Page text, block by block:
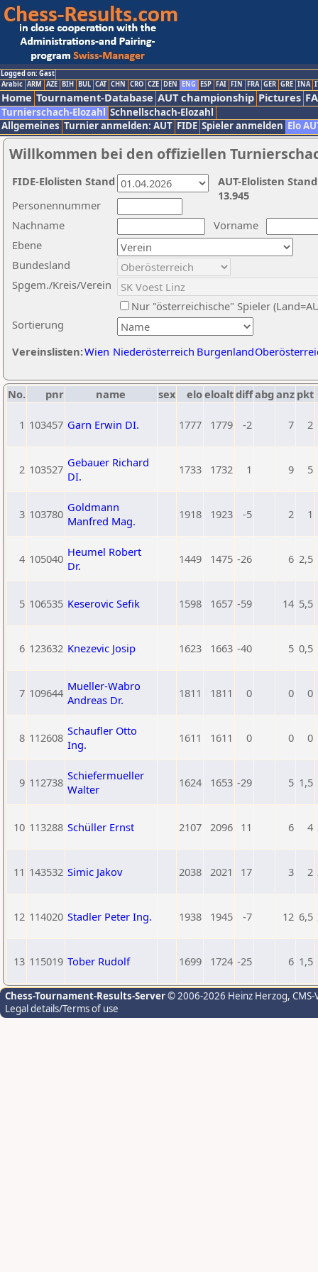
Logged on: Gast
Arabic ARM AZE BIH BUL CAT CHN CRO CZE DEN ENG ESP FAI FIN FRA GER GRE INA
Home Tournament-Database AUT championship Pictures
Turnierschach-Elozahl Schnellschach-Elozahl
Allgemeines Turnier anmelden: AUT FIDE Spieler anmelden Elo
Willkommen bei den offiziellen
Nachname
Vorname
Ebene
Sortierung
Personennummer
Bundesland
Spgem./Kreis/Verein
Nur "österreichische" Spieler
Vereinslisten:Wien Niederösterreich Burgenland
AUT-Elolisten
13.945
FIDE-Elolisten Stand
No. pnr name sex eloeloaltdiffabg anz pkt
1 103457 Garn Erwin DI. 1777 1779 -2 7 2
2 103527 Gebauer Richard
DI.
1733 1732 1 9 5
3 103780 Goldmann
Manfred Mag.
1918 1923 -5 2 1
4 105040 Heumel Robert
Dr.
1449 1475 -26 6 2,5
5 106535 Keserovic Sefik 1598 1657 -59 14 5,5
6 123632 Knezevic Josip 1623 1663 -40 5 0,5
7 109644 Mueller-Wabro
Andreas Dr.
1811 1811 0 0 0
8 112608 Schaufler Otto
Ing.
1611 1611 0 0 0
9 112738 Schiefermueller
Walter
1624 1653 -29 5 1,5
10 113288 Schüller Ernst 2107 2096 11 6 4
11 143532 Simic Jakov 2038 2021 17 3 2
12 114020 Stadler Peter Ing. 1938 1945 -7 12 6,5
13 115019 Tober Rudolf 1699 1724 -25 6 1,5
Chess-Tournament-Results-Server© 2006-2026 Heinz Herzog,
Legal details/Terms of use